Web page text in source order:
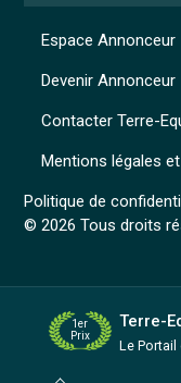
Mentions légales
Politique de
© 2026 Tous droits
Espace Annonceur
Devenir Annonceur
Contacter Terre-
1er
Prix
Terre-
Le